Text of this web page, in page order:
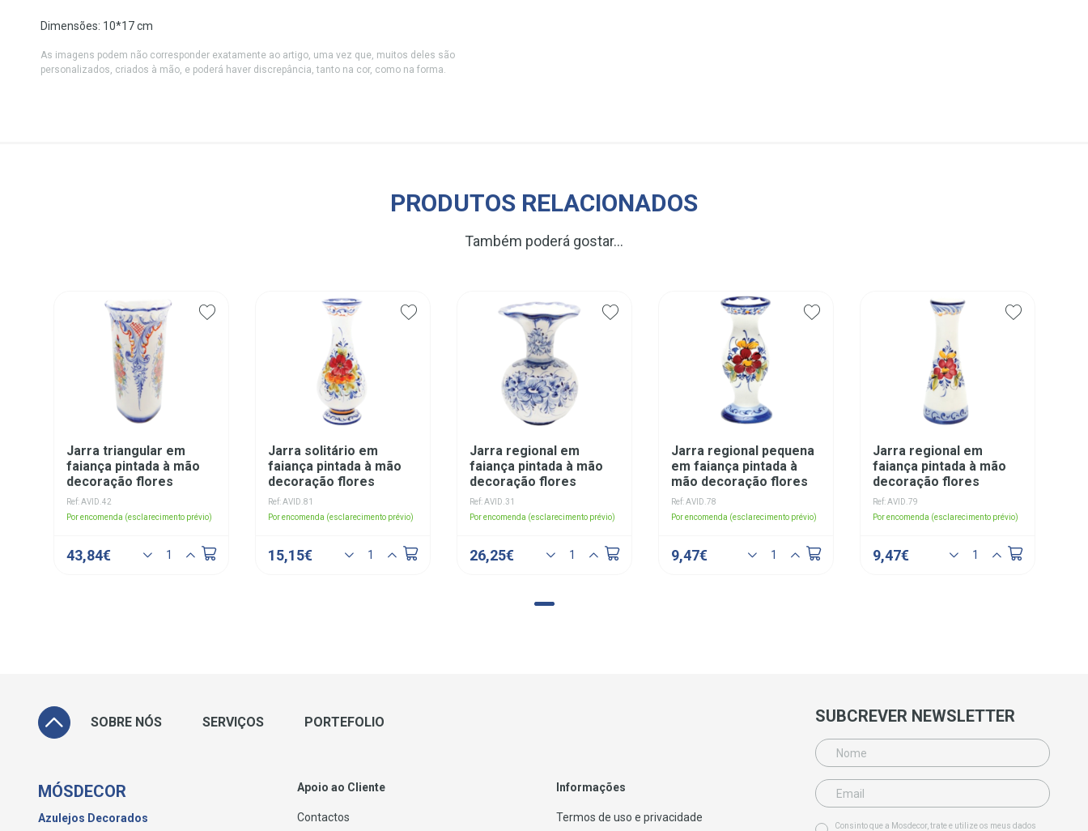
Dimensões: 10*17 cm
As imagens podem não corresponder exatamente ao artigo, uma vez que, muitos deles são
personalizados, criados à mão, e poderá haver discrepância, tanto na cor, como na forma.
PRODUTOS RELACIONADOS
Também poderá gostar…
Jarra triangular em
faiança pintada à mão
decoração flores
Ref: AVID.42
Por encomenda (esclarecimento prévio)
43,84€
Jarra solitário em
faiança pintada à mão
decoração flores
Ref: AVID.81
Por encomenda (esclarecimento prévio)
15,15€
Jarra regional em
faiança pintada à mão
decoração flores
Ref: AVID.31
Por encomenda (esclarecimento prévio)
26,25€
Jarra regional pequena
em faiança pintada à
mão decoração flores
Ref: AVID.78
Por encomenda (esclarecimento prévio)
9,47€
Jarra regional em
faiança pintada à mão
decoração flores
Ref: AVID.79
Por encomenda (esclarecimento prévio)
9,47€
SOBRE NÓS SERVIÇOS PORTEFOLIO
MÓSDECOR
Azulejos Decorados
Apoio ao Cliente
Contactos
Informações
Termos de uso e privacidade
SUBCREVER NEWSLETTER
Consinto que a Mosdecor, trate e utilize os meus dados